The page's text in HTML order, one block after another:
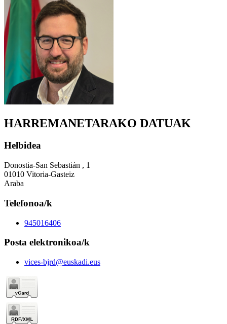
HARREMANETARAKO DATUAK
Helbidea
Donostia-San Sebastián , 1
01010 Vitoria-Gasteiz
Araba
Telefonoa/k
945016406
Posta elektronikoa/k
vices-bjrd@euskadi.eus